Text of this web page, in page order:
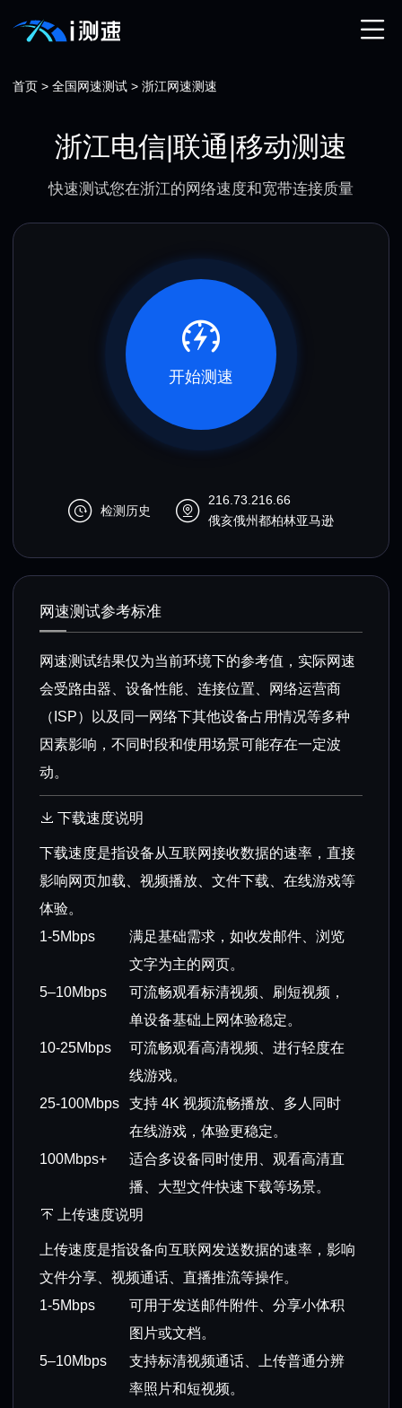
首页 >全国网速测试 >浙江网速测速
浙江电信|联通|移动测速
快速测试您在浙江的网络速度和宽带连接质量
开始测速
检测历史
216.73.216.66
俄亥俄州都柏林亚马逊
网速测试参考标准
网速测试结果仅为当前环境下的参考值，实际网速
会受路由器、设备性能、连接位置、网络运营商
（ISP）以及同一网络下其他设备占用情况等多种
因素影响，不同时段和使用场景可能存在一定波
动。
下载速度说明
下载速度是指设备从互联网接收数据的速率，直接
影响网页加载、视频播放、文件下载、在线游戏等
体验。
1-5Mbps
满足基础需求，如收发邮件、浏览
文字为主的网页。
5–10Mbps
可流畅观看标清视频、刷短视频，
单设备基础上网体验稳定。
10-25Mbps
可流畅观看高清视频、进行轻度在
线游戏。
25-100Mbps
支持 4K 视频流畅播放、多人同时
在线游戏，体验更稳定。
100Mbps+
适合多设备同时使用、观看高清直
播、大型文件快速下载等场景。
上传速度说明
上传速度是指设备向互联网发送数据的速率，影响
文件分享、视频通话、直播推流等操作。
1-5Mbps
可用于发送邮件附件、分享小体积
图片或文档。
5–10Mbps
支持标清视频通话、上传普通分辨
率照片和短视频。